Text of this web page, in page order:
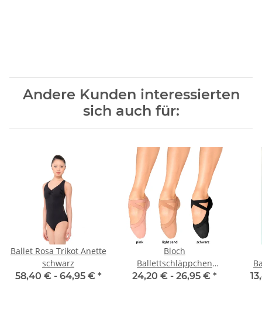
Andere Kunden interessierten
sich auch für:
Ballet Rosa Trikot Anette
schwarz
58,40 € - 64,95 € *
Bloch
Ballettschläppchen
S0621-L Pro Elastic -
24,20 € - 26,95 € *